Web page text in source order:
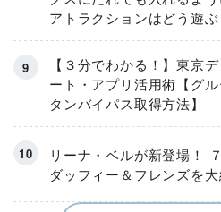
アトラクションはどう遊ぶ
【３分でわかる！】東京
ート・アプリ活用術【グ
タンバイパス取得方法】
リーナ・ベルが新登場！
ダッフィー＆フレンズを大